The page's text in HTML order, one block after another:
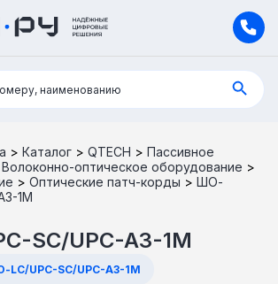
наименованию
> Каталог > QTECH > Пассивное
Волоконно-оптическое оборудование >
> Оптические патч-корды > ШО-
1M
SC/UPC-A3-1M
LC/UPC-SC/UPC-A3-1M